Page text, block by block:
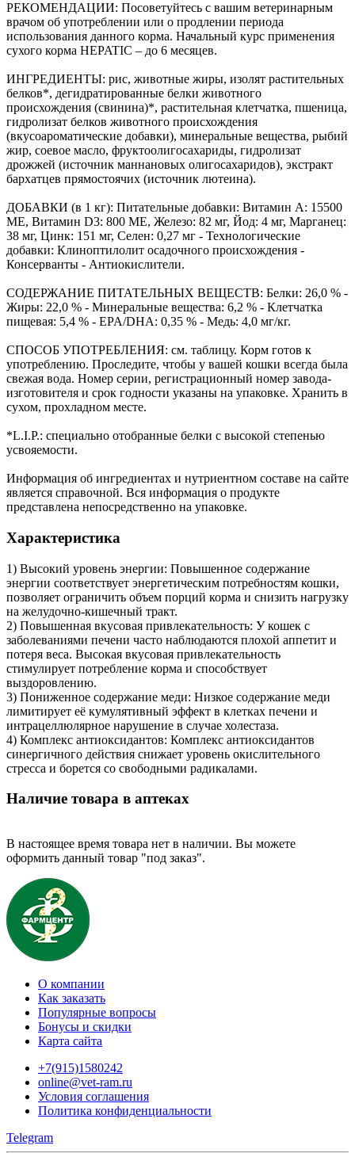
РЕКОМЕНДАЦИИ: Посоветуйтесь с вашим ветеринарным
врачом об употреблении или о продлении периода
использования данного корма. Начальный курс применения
сухого корма HEPATIC – до 6 месяцев.
ИНГРЕДИЕНТЫ: рис, животные жиры, изолят растительных
белков*, дегидратированные белки животного
происхождения (свинина)*, растительная клетчатка, пшеница,
гидролизат белков животного происхождения
(вкусоароматические добавки), минеральные вещества, рыбий
жир, соевое масло, фруктоолигосахариды, гидролизат
дрожжей (источник мaннановых олигосахаридов), экстракт
бархатцев прямостоячих (источник лютеина).
ДОБАВКИ (в 1 кг): Питательные добавки: Витамин A: 15500
ME, Витамин D3: 800 ME, Железо: 82 мг, Йод: 4 мг, Марганец:
38 мг, Цинк: 151 мг, Ceлeн: 0,27 мг - Технологические
добавки: Клиноптилолит осадочного происхождения -
Консерванты - Антиокислители.
СОДЕРЖАНИЕ ПИТАТЕЛЬНЫХ ВЕЩЕСТВ: Белки: 26,0 % -
Жиры: 22,0 % - Минеральные вещества: 6,2 % - Клетчатка
пищевая: 5,4 % - EPA/DHA: 0,35 % - Медь: 4,0 мг/кг.
СПОСОБ УПОТРЕБЛЕНИЯ: см. таблицу. Корм готов к
употреблению. Проследите, чтобы у вашей кошки всегда была
свежая вода. Номер серии, регистрационный номер завода-
изготовителя и срок годности указаны на упаковке. Хранить в
сухом, прохладном месте.
*L.I.P.: специально отобранные белки с высокой степенью
усвояемости.
Информация об ингредиентах и нутриентном составе на сайте
является справочной. Вся информация о продукте
представлена непосредственно на упаковке.
Характеристика
1) Высокий уровень энергии: Повышенное содержание
энергии соответствует энергетическим потребностям кошки,
позволяет ограничить объем порций корма и снизить нагрузку
на желудочно-кишечный тракт.
2) Повышенная вкусовая привлекательность: У кошек с
заболеваниями печени часто наблюдаются плохой аппетит и
потеря веса. Высокая вкусовая привлекательность
стимулирует потребление корма и способствует
выздоровлению.
3) Пониженное содержание меди: Низкое содержание меди
лимитирует её кумулятивный эффект в клетках печени и
интрацеллюлярное нарушение в случае холестаза.
4) Комплекс антиоксидантов: Комплекс антиоксидантов
синергичного действия снижает уровень окислительного
стресса и борется со свободными радикалами.
Наличие товара в аптеках
В настоящее время товара нет в наличии. Вы можете
оформить данный товар "под заказ".
О компании
Как заказать
Популярные вопросы
Бонусы и скидки
Карта сайта
+7(915)1580242
online@vet-ram.ru
Условия соглашения
Политика конфиденциальности
Telegram